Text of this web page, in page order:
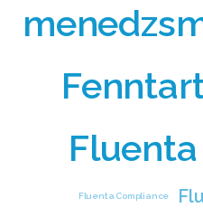
Fluenta Compliance